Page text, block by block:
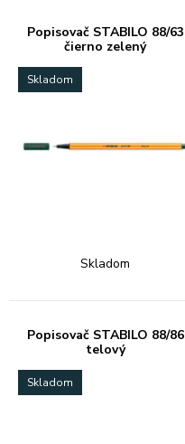
Popisovač STABILO 88/63
čierno zelený
Skladom
Skladom
Popisovač STABILO 88/86
telový
Skladom